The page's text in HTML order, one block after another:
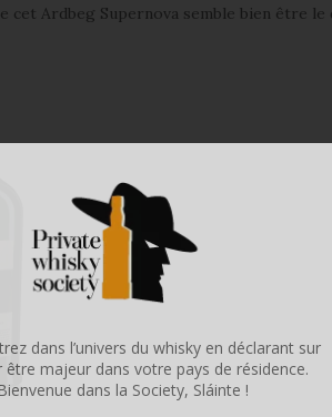
cet Ardbeg Supernova semble bien être le
dans l’univers du whisky en déclarant sur
être majeur dans votre pays de résidence.
Bienvenue dans la Society, Sláinte !